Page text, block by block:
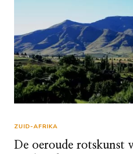
ZUID-AFRIKA
De oeroude rotskunst